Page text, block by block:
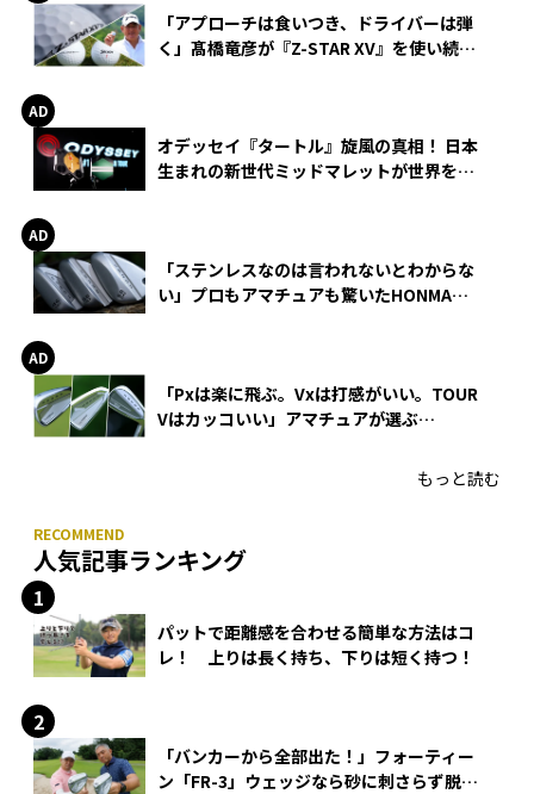
「アプローチは食いつき、ドライバーは弾
く」髙橋竜彦が『Z-STAR XV』を使い続け
オデッセイ『タートル』旋風の真相！ 日本
生まれの新世代ミッドマレットが世界を席
「ステンレスなのは言われないとわからな
い」プロもアマチュアも驚いたHONMA
「Pxは楽に飛ぶ。Vxは打感がいい。TOUR
Vはカッコいい」アマチュアが選ぶ
もっと読む
人気記事ランキング
パットで距離感を合わせる簡単な方法はコ
レ！ 上りは長く持ち、下りは短く持つ！
「バンカーから全部出た！」フォーティー
ン「FR-3」ウェッジなら砂に刺さらず脱出